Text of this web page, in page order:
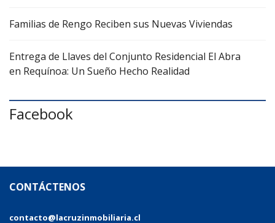
Familias de Rengo Reciben sus Nuevas Viviendas
Entrega de Llaves del Conjunto Residencial El Abra
en Requínoa: Un Sueño Hecho Realidad
Facebook
CONTÁCTENOS
contacto@lacruzinmobiliaria.cl